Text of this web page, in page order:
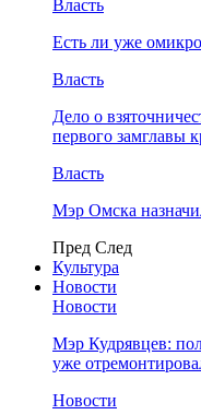
Власть
Есть ли уже
Власть
Дело о
первого замглавы
Власть
Мэр Омска
Пред След
Культура
Новости
Новости
Мэр Кудрявцев:
уже
Новости